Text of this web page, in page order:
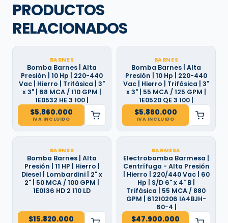
PRODUCTOS
RELACIONADOS
BARNES
Bomba Barnes | Alta
Presión | 10 Hp | 220-440
Vac | Hierro | Trifásica | 3"
x 3" | 68 MCA / 110 GPM |
1E0532 HE 3 100 |
$5.860.000
IVA INCLUIDO
BARNES
Bomba Barnes | Alta
Presión | 10 Hp | 220-440
Vac | Hierro | Trifásica | 3"
x 3" | 55 MCA / 125 GPM |
1E0520 QE 3 100 |
$5.860.000
IVA INCLUIDO
BARNES
Bomba Barnes | Alta
Presión | 11 HP | Hierro |
Diesel | Lombardini | 2" x
2" | 50 MCA / 100 GPM |
1E0136 HD 2 110 LD
$15.820.000
BARMESA
Electrobomba Barmesa |
Centrífuga - Alta Presión
| Hierro | 220/440 Vac | 60
Hp | S/D 6" x 4" B |
Trifásica | 55 MCA / 880
GPM | 61210206 IA4BJH-
60-4 |
$47.900.000